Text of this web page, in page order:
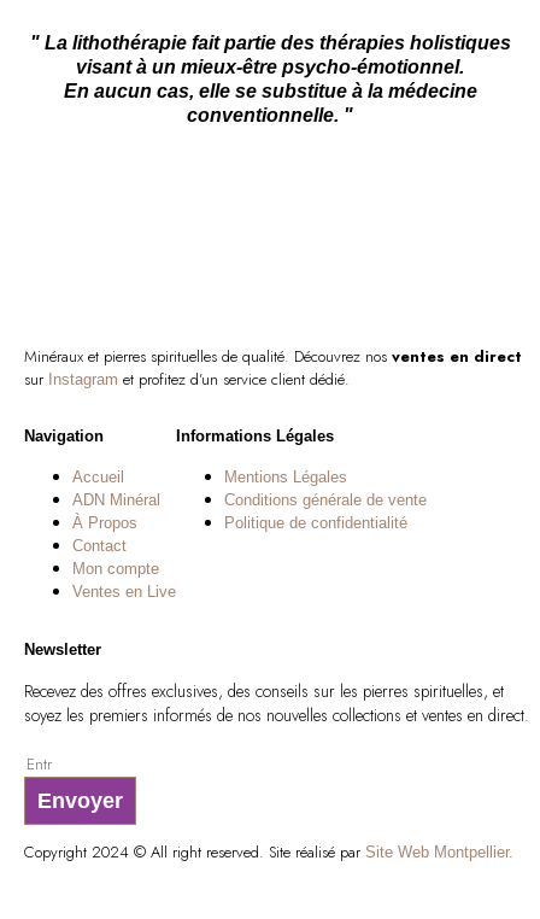
était :
59,00 €.
est :
48,00 €.
" La lithothérapie fait partie des thérapies holistiques
visant à un mieux-être psycho-émotionnel.
En aucun cas, elle se substitue à la médecine
conventionnelle. "
Minéraux et pierres spirituelles de qualité. Découvrez nos ventes en direct
sur Instagram et profitez d’un service client dédié.
Navigation
Accueil
ADN Minéral
À Propos
Contact
Mon compte
Ventes en Live
Informations Légales
Mentions Légales
Conditions générale de vente
Politique de confidentialité
Newsletter
Recevez des offres exclusives, des conseils sur les pierres spirituelles, et
soyez les premiers informés de nos nouvelles collections et ventes en direct.
Envoyer
Copyright 2024 © All right reserved. Site réalisé par Site Web Montpellier.